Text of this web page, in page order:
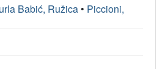
Babić, Ružica • Piccioni,